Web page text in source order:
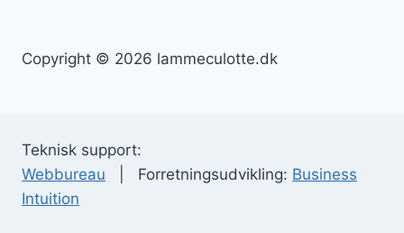
Copyright © 2026 lammeculotte.dk
Teknisk support:
Webbureau | Forretningsudvikling: Business
Intuition